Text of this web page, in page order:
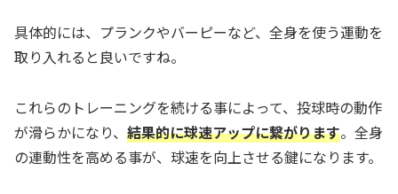
具体的には、プランクやバーピーなど、全身を使う運動を
取り入れると良いですね。
これらのトレーニングを続ける事によって、投球時の動作
が滑らかになり、 結果的に球速アップに繋がります。全身
の連動性を高める事が、球速を向上させる鍵になります。